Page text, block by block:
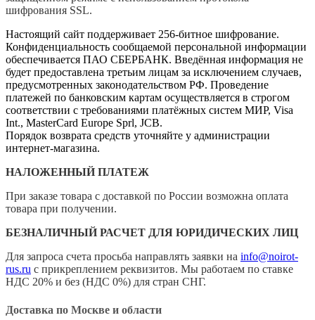
шифрования SSL.
Настоящий сайт поддерживает 256-битное шифрование.
Конфиденциальность сообщаемой персональной информации
обеспечивается ПАО СБЕРБАНК. Введённая информация не
будет предоставлена третьим лицам за исключением случаев,
предусмотренных законодательством РФ. Проведение
платежей по банковским картам осуществляется в строгом
соответствии с требованиями платёжных систем МИР, Visa
Int., MasterCard Europe Sprl, JCB.
Порядок возврата средств уточняйте у администрации
интернет-магазина.
НАЛОЖЕННЫЙ ПЛАТЕЖ
При заказе товара с доставкой по России возможна оплата
товара при получении.
БЕЗНАЛИЧНЫЙ РАСЧЕТ ДЛЯ ЮРИДИЧЕСКИХ ЛИЦ
Для запроса счета просьба направлять заявки на info@noirot-
rus.ru с прикреплением реквизитов. Мы работаем по ставке
НДС 20% и без (НДС 0%) для стран СНГ.
Доставка по Москве и области